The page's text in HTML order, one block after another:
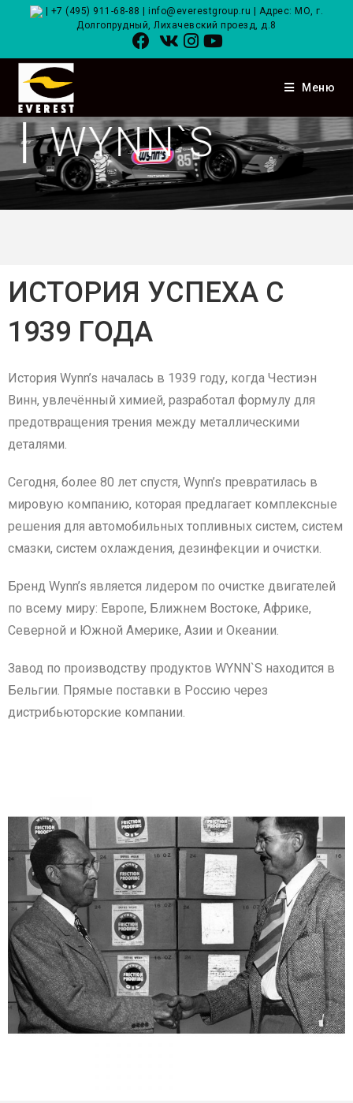
+7 (495) 911-68-88 info@everestgroup.ru | Адрес: МО, г.
Долгопрудный, Лихачевский проезд, д.8
Меню
WYNN`S
ИСТОРИЯ УСПЕХА С
1939 ГОДА
История Wynn’s началась в 1939 году, когда Честиэн
Винн, увлечённый химией, разработал формулу для
предотвращения трения между металлическими
деталями.
Сегодня, более 80 лет спустя, Wynn’s превратилась в
мировую компанию, которая предлагает комплексные
решения для автомобильных топливных систем, систем
смазки, систем охлаждения, дезинфекции и очистки.
Бренд Wynn’s является лидером по очистке двигателей
по всему миру: Европе, Ближнем Востоке, Африке,
Северной и Южной Америке, Азии и Океании.
Завод по производству продуктов WYNN`S находится в
Бельгии. Прямые поставки в Россию через
дистрибьюторские компании.